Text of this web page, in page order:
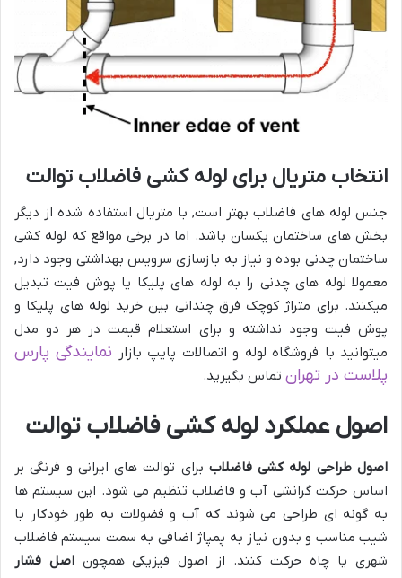
انتخاب متریال برای لوله کشی فاضلاب توالت
جنس لوله های فاضلاب بهتر است, با متریال استفاده شده از دیگر
بخش های ساختمان یکسان باشد. اما در برخی مواقع که لوله کشی
ساختمان چدنی بوده و نیاز به بازسازی سرویس بهداشتی وجود دارد,
معمولا لوله های چدنی را به لوله های پلیکا یا پوش فیت تبدیل
میکنند. برای متراژ کوچک فرق چندانی بین خرید لوله های پلیکا و
پوش فیت وجود نداشته و برای استعلام قیمت در هر دو مدل
میتوانید با فروشگاه لوله و اتصالات پایپ بازار نمایندگی پارس
پلاست در تهران تماس بگیرید.
اصول عملکرد لوله کشی فاضلاب توالت
اصول طراحی لوله کشی فاضلاب برای توالت های ایرانی و فرنگی بر
اساس حرکت گرانشی آب و فاضلاب تنظیم می شود. این سیستم ها
به گونه ای طراحی می شوند که آب و فضولات به طور خودکار با
شیب مناسب و بدون نیاز به پمپاژ اضافی به سمت سیستم فاضلاب
شهری یا چاه حرکت کنند. از اصول فیزیکی همچوناصل فشار